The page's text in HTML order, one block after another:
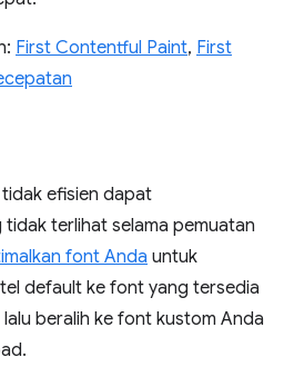
First Contentful Paint, First
efisien dapat
terlihat selama pemuatan
font Anda untuk
default ke font yang tersedia
beralih ke font kustom Anda